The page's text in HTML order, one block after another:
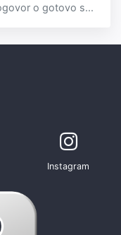
o gotovo s...
Instagram